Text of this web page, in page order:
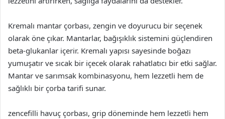
Kremalı mantar çorbası, zengin ve doyurucu bir seçenek
olarak öne çıkar. Mantarlar, bağışıklık sistemini güçlendiren
beta-glukanlar içerir. Kremalı yapısı sayesinde boğazı
yumuşatır ve sıcak bir içecek olarak rahatlatıcı bir etki sağlar.
Mantar ve sarımsak kombinasyonu, hem lezzetli hem de
sağlıklı bir çorba tarifi sunar.
zencefilli havuç çorbası, grip döneminde hem lezzetli hem